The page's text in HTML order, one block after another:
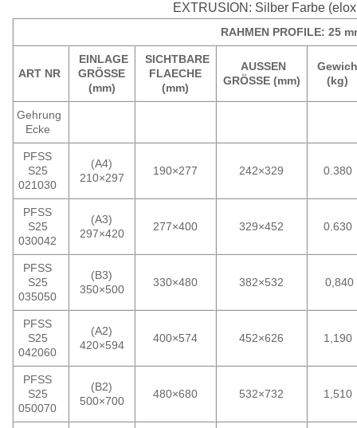
EXTRUSION: Silber Farbe
RAHMEN PROFILE: 25
ART NR
EINLAGE
GRÖSSE
(mm)
SICHTBARE
FLAECHE
(mm)
AUSSEN
GRÖSSE (mm)
(kg)
Gehrung
Ecke
PFSS
S25
021030
(A4)
210×297
190×277 242×329 0.380
PFSS
S25
030042
(A3)
297×420
277×400 329×452 0.630
PFSS
S25
035050
(B3)
350×500
330×480 382×532 0,840
PFSS
S25
042060
(A2)
420×594
400×574 452×626 1,190
PFSS
S25
050070
(B2)
500×700
480×680 532×732 1,510